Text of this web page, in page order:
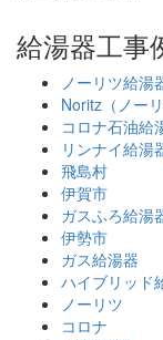
給湯器工事
ノーリツ給湯
Noritz（ノーリ
コロナ石油給
リンナイ給湯
飛島村
伊賀市
ガスふろ給湯
伊勢市
ガス給湯器
ハイブリッド
ノーリツ
コロナ